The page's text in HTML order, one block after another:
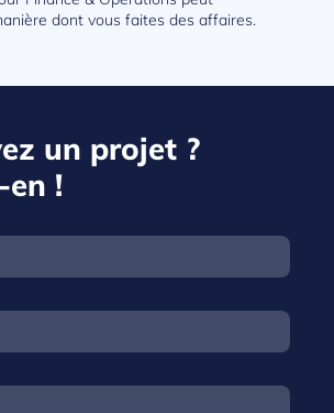
dont vous faites des affaires.
un projet ?
!